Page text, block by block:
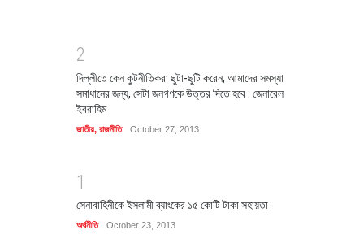
2
দিল্লীতে কেন কুটনীতিকরা ছুটা-ছুটি করেন, আমাদের সমস্যা
সমাধানের জন্য, সেটা জনগণকে উত্তর দিতে হবে : জেনারেল
ইবরাহিম
জাতীয়, রাজনীতি October 27, 2013
1
সেনাবাহিনীকে ইসলামী ব্যাংকের ১৫ কোটি টাকা সহায়তা
অর্থনীতি October 23, 2013